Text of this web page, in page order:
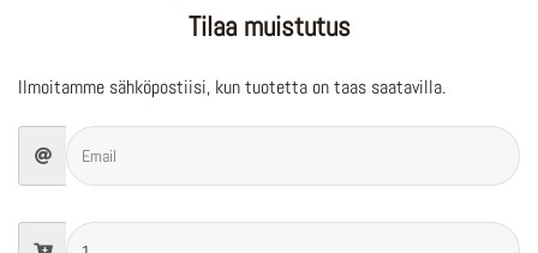
Tilaa muistutus
Ilmoitamme sähköpostiisi, kun tuotetta on taas saatavilla.